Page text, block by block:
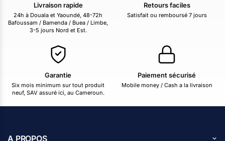
Livraison rapide
24h à Douala et Yaoundé, 48-72h
Bafoussam / Bamenda / Buea / Limbe,
3-5 jours Nord et Est.
Retours faciles
Satisfait ou remboursé 7 jours
Garantie
Six mois minimum sur tout produit
neuf, SAV assuré ici, au Cameroun.
Paiement sécurisé
Mobile money / Cash a la livraison
A PROPOS